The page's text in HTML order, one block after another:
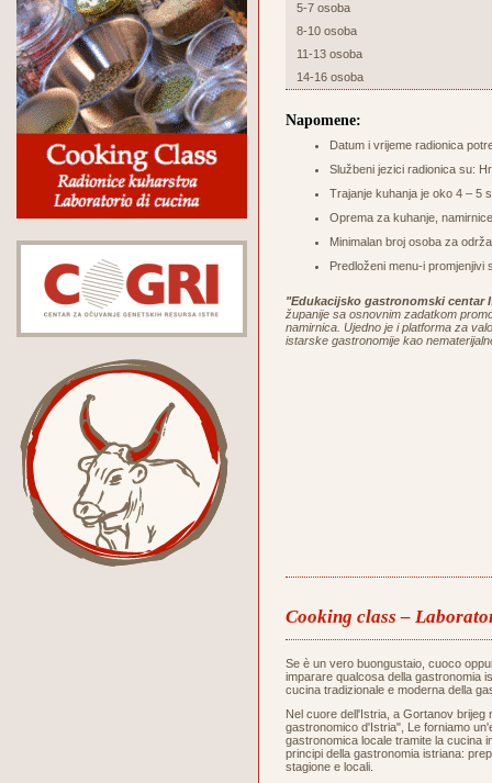
5-7 osoba
8-10 osoba
11-13 osoba
14-16 osoba
Napomene:
Datum i vrijeme radionica
Službeni jezici radionica su:
Trajanje kuhanja je oko 4 – 5
Oprema za kuhanje,
Minimalan broj osoba za
Predloženi menu-i promjenjivi
"Edukacijsko gastronomski centar
županije sa osnovnim zadatkom
namirnica. Ujedno je i platforma za
istarske gastronomije kao
Cooking class –
Se è un vero buongustaio, cuoco
imparare qualcosa della gastronomia
cucina tradizionale e moderna della
Nel cuore dell'Istria, a Gortanov
gastronomico d'Istria", Le forniamo
gastronomica locale tramite la cucina
principi della gastronomia istriana:
stagione e locali.